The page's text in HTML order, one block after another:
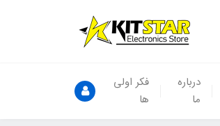
درباره
ما
فکر اولی
ها